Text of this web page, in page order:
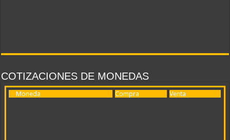
COTIZACIONES DE MONEDAS
Moneda Compra Venta